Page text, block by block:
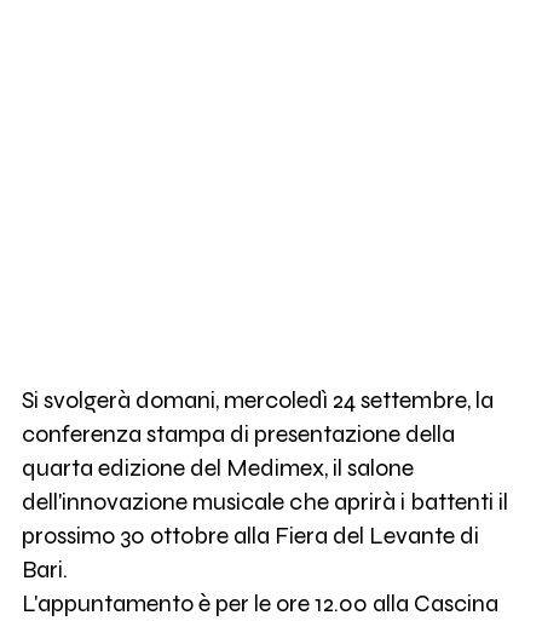
Si svolgerà domani, mercoledì 24 settembre, la
conferenza stampa di presentazione della
quarta edizione del Medimex, il salone
dell'innovazione musicale che aprirà i battenti il
prossimo 30 ottobre alla Fiera del Levante di
Bari.
L'appuntamento è per le ore 12.00 alla Cascina